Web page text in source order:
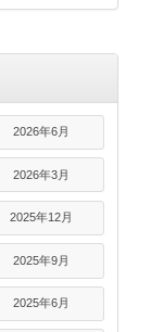
2026年6月
2026年3月
2025年12月
2025年9月
2025年6月